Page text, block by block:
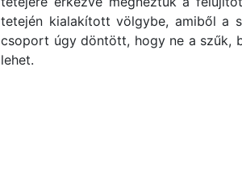
tetején kialakított völgybe, amiből a
csoport úgy döntött, hogy ne a szűk,
lehet.